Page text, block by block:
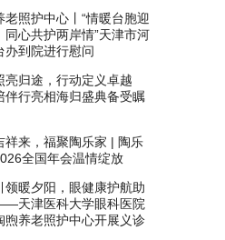
老照护中心丨“情暖台胞迎
同心共护两岸情”天津市河
办到院进行慰问
亮归途，行动定义卓越
行亮相海归盛典备受瞩
祥来，福聚陶乐家 | 陶乐
全国年会温情绽放
领暖夕阳，眼健康护航助
天津医科大学眼科医院
煦养老照护中心开展义诊